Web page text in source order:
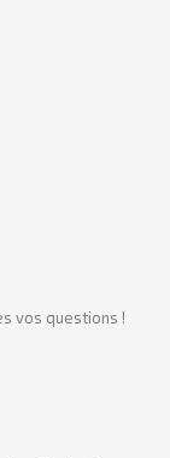
vos questions !